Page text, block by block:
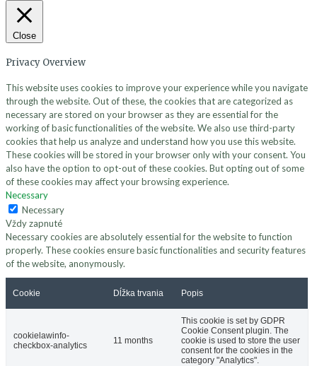
Close
Privacy Overview
This website uses cookies to improve your experience while you navigate
through the website. Out of these, the cookies that are categorized as
necessary are stored on your browser as they are essential for the
working of basic functionalities of the website. We also use third-party
cookies that help us analyze and understand how you use this website.
These cookies will be stored in your browser only with your consent. You
also have the option to opt-out of these cookies. But opting out of some
of these cookies may affect your browsing experience.
Necessary
Necessary
Vždy zapnuté
Necessary cookies are absolutely essential for the website to function
properly. These cookies ensure basic functionalities and security features
of the website, anonymously.
Cookie Dĺžka trvania Popis
cookielawinfo-
checkbox-analytics
11 months
This cookie is set by GDPR
Cookie Consent plugin. The
cookie is used to store the user
consent for the cookies in the
category "Analytics".